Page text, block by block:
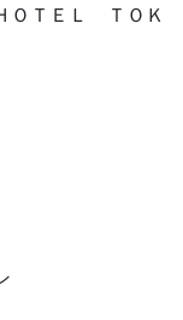
ＯＴＥＬ ＴＯＫ